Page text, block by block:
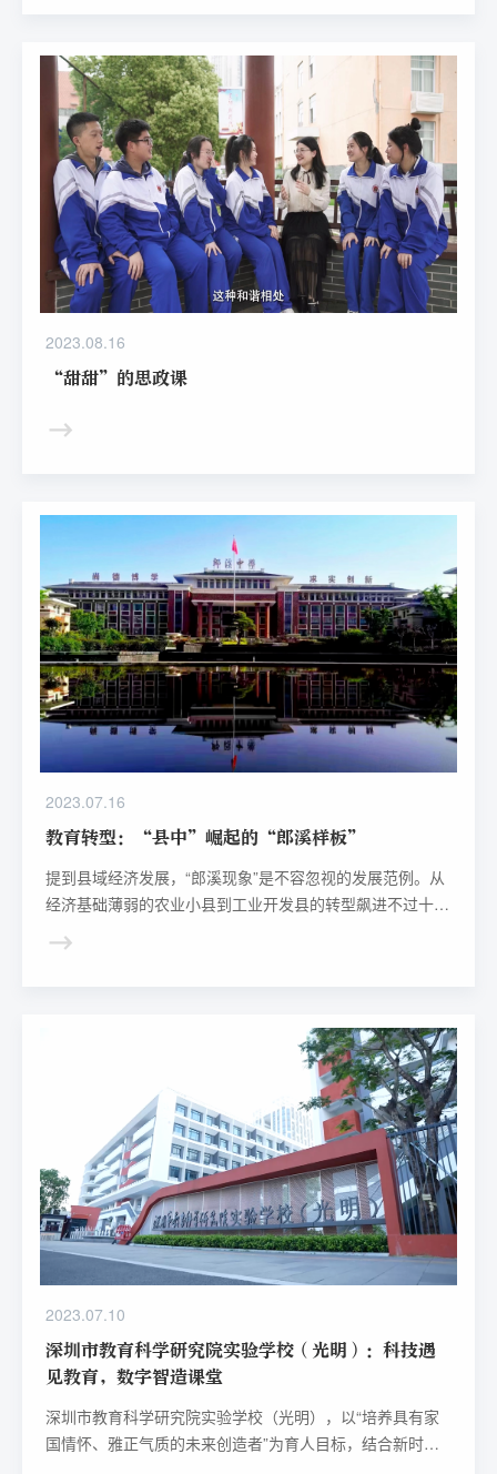
2023.08.16
“甜甜”的思政课
2023.07.16
教育转型：“县中”崛起的“郎溪样板”
提到县域经济发展，“郎溪现象”是不容忽视的发展范例。从
经济基础薄弱的农业小县到工业开发县的转型飙进不过十余
2023.07.10
深圳市教育科学研究院实验学校（光明）：科技遇
见教育，数字智造课堂
深圳市教育科学研究院实验学校（光明），以“培养具有家
国情怀、雅正气质的未来创造者”为育人目标，结合新时代